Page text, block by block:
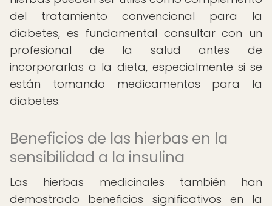
del tratamiento convencional para la
diabetes, es fundamental consultar con un
profesional de la salud antes de
incorporarlas a la dieta, especialmente si se
están tomando medicamentos para la
diabetes.
Beneficios de las hierbas en la
sensibilidad a la insulina
Las hierbas medicinales también han
demostrado beneficios significativos en la